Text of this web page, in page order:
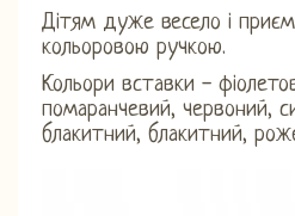
Дітям дуже весело і
кольоровою ручкою.
Кольори вставки -
помаранчевий, червоний,
блакитний, блакитний,